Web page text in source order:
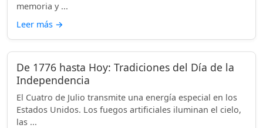
memoria y ...
Leer más →
De 1776 hasta Hoy: Tradiciones del Día de la
Independencia
El Cuatro de Julio transmite una energía especial en los
Estados Unidos. Los fuegos artificiales iluminan el cielo,
las ...